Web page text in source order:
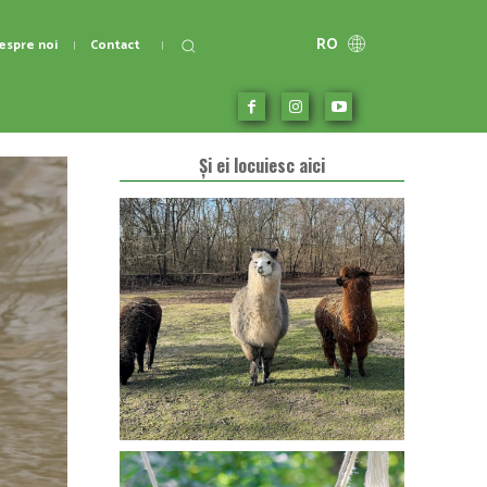
noi Contact RO
Și ei locuiesc aici